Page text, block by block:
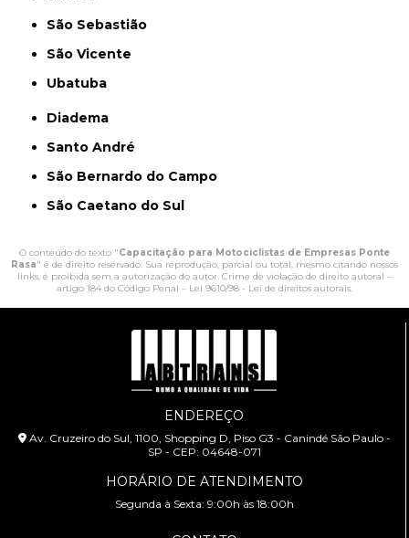
São Sebastião
São Vicente
Ubatuba
Diadema
Santo André
São Bernardo do Campo
São Caetano do Sul
O conteúdo do texto "Capacitação para Motociclistas de Empresas Ponte
Rasa" é de direito reservado. Sua reprodução, parcial ou total, mesmo citando nossos
links, é proibida sem a autorização do autor. Crime de violação de direito autoral –
artigo 184 do Código Penal – Lei 9610/98 - Lei de direitos autorais
ENDEREÇO
Av. Cruzeiro do Sul, 1100, Shopping D, Piso G3 - Canindé São Paulo -
SP - CEP: 04648-071
HORÁRIO DE ATENDIMENTO
Segunda à Sexta: 9:00h às 18:00h